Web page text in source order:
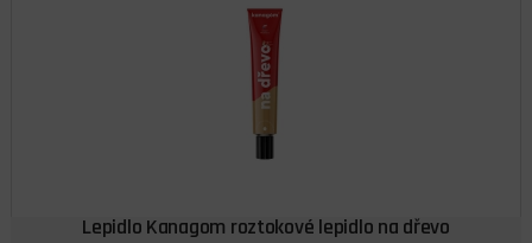
Lepidlo Kanagom roztokové lepidlo na dřevo